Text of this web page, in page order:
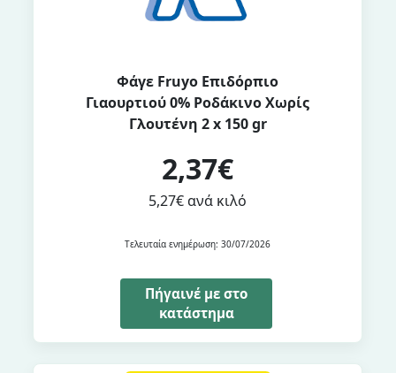
Φάγε Fruyo Επιδόρπιο
Γιαουρτιού 0% Ροδάκινο Χωρίς
Γλουτένη 2 x 150 gr
2,37€
5,27€ ανά κιλό
Τελευταία ενημέρωση: 30/07/2026
Πήγαινέ με στο
κατάστημα